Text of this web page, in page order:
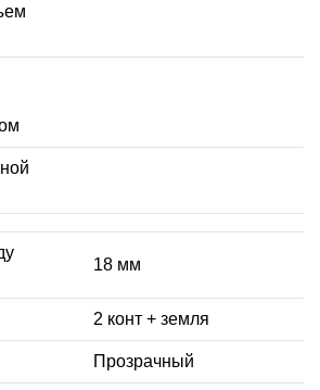
18 мм
2 конт + земля
Прозрачный